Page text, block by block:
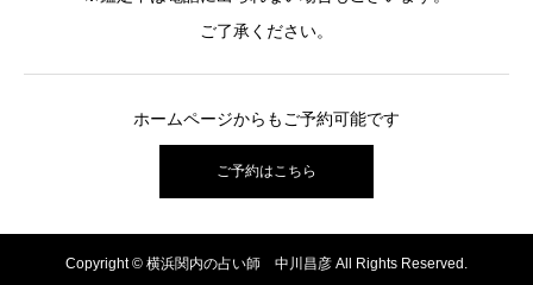
ご了承ください。
ホームページからもご予約可能です
ご予約はこちら
Copyright © 横浜関内の占い師 中川昌彦 All Rights Reserved.